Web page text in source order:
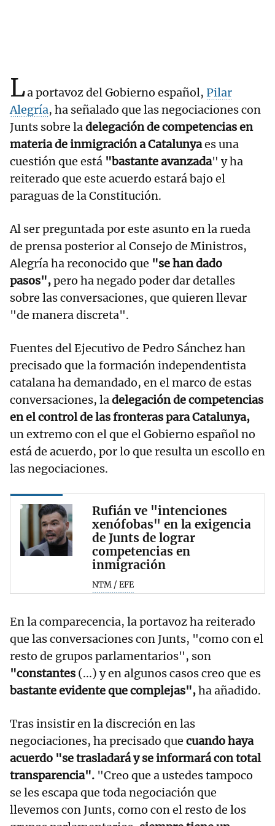
La portavoz del Gobierno español, Pilar
Alegría, ha señalado que las negociaciones con
Junts sobre ladelegación de competencias en
materia de inmigración a Catalunyaes una
cuestión que está "bastante avanzada" y ha
reiterado que este acuerdo estará bajo el
paraguas de la Constitución.
Al ser preguntada por este asunto en la rueda
de prensa posterior al Consejo de Ministros,
Alegría ha reconocido que "se han dado
pasos",pero ha negado poder dar detalles
sobre las conversaciones, que quieren llevar
"de manera discreta".
Fuentes del Ejecutivo de Pedro Sánchez han
precisado que la formación independentista
catalana ha demandado, en el marco de estas
conversaciones, ladelegación de competencias
en el control de las fronteras para Catalunya,
un extremo con el que el Gobierno español no
está de acuerdo, por lo que resulta un escollo en
las negociaciones.
Rufián ve "intenciones
xenófobas" en la exigencia
de Junts de lograr
competencias en
inmigración
NTM / EFE
En la comparecencia, la portavoz ha reiterado
que las conversaciones con Junts, "como con el
resto de grupos parlamentarios", son
"constantes (...) y en algunos casos creo que es
bastante evidente que complejas",ha añadido.
Tras insistir en la discreción en las
negociaciones, ha precisado que cuando haya
acuerdo "se trasladará y se informará con total
transparencia". "Creo que a ustedes tampoco
se les escapa que toda negociación que
llevemos con Junts, como con el resto de los